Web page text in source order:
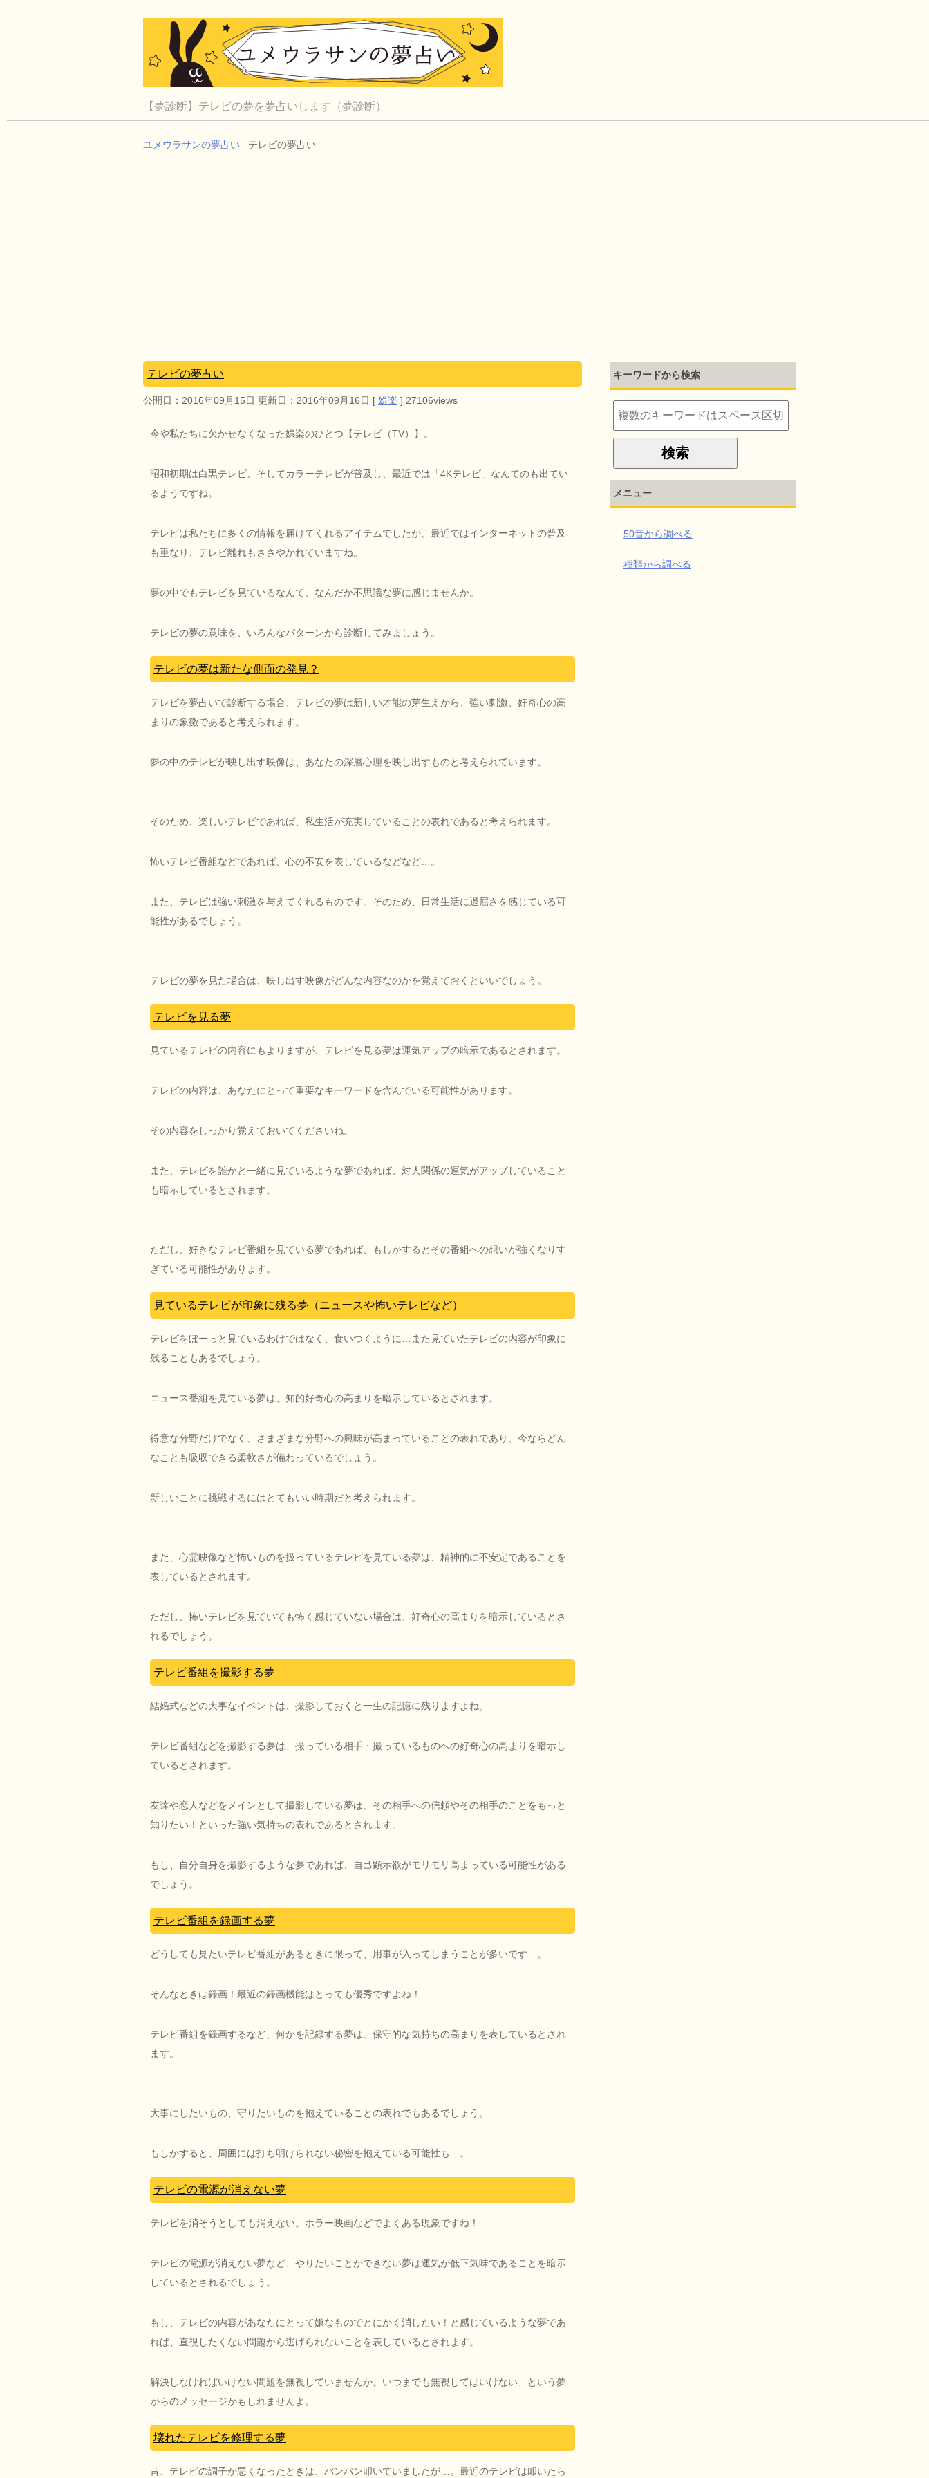
【夢診断】テレビの夢を夢占いします（夢診断）
ユメウラサンの夢占い テレビの夢占い
テレビの夢占い
公開日： 2016年09月15日 更新日： 2016年09月16日 [ 娯楽 ] 27106views
今や私たちに欠かせなくなった娯楽のひとつ【テレビ（TV）】。
昭和初期は白黒テレビ、そしてカラーテレビが普及し、最近では「4Kテレビ」なんてのも出てい
るようですね。
テレビは私たちに多くの情報を届けてくれるアイテムでしたが、最近ではインターネットの普及
も重なり、テレビ離れもささやかれていますね。
夢の中でもテレビを見ているなんて、なんだか不思議な夢に感じませんか。
テレビの夢の意味を、いろんなパターンから診断してみましょう。
テレビの夢は新たな側面の発見？
テレビを夢占いで診断する場合、テレビの夢は新しい才能の芽生えから、強い刺激、好奇心の高
まりの象徴であると考えられます。
夢の中のテレビが映し出す映像は、あなたの深層心理を映し出すものと考えられています。
そのため、楽しいテレビであれば、私生活が充実していることの表れであると考えられます。
怖いテレビ番組などであれば、心の不安を表しているなどなど…。
また、テレビは強い刺激を与えてくれるものです。そのため、日常生活に退屈さを感じている可
能性があるでしょう。
テレビの夢を見た場合は、映し出す映像がどんな内容なのかを覚えておくといいでしょう。
テレビを見る夢
見ているテレビの内容にもよりますが、テレビを見る夢は運気アップの暗示であるとされます。
テレビの内容は、あなたにとって重要なキーワードを含んでいる可能性があります。
その内容をしっかり覚えておいてくださいね。
また、テレビを誰かと一緒に見ているような夢であれば、対人関係の運気がアップしていること
も暗示しているとされます。
ただし、好きなテレビ番組を見ている夢であれば、もしかするとその番組への想いが強くなりす
ぎている可能性があります。
見ているテレビが印象に残る夢（ニュースや怖いテレビなど）
テレビをぼーっと見ているわけではなく、食いつくように…また見ていたテレビの内容が印象に
残ることもあるでしょう。
ニュース番組を見ている夢は、知的好奇心の高まりを暗示しているとされます。
得意な分野だけでなく、さまざまな分野への興味が高まっていることの表れであり、今ならどん
なことも吸収できる柔軟さが備わっているでしょう。
新しいことに挑戦するにはとてもいい時期だと考えられます。
また、心霊映像など怖いものを扱っているテレビを見ている夢は、精神的に不安定であることを
表しているとされます。
ただし、怖いテレビを見ていても怖く感じていない場合は、好奇心の高まりを暗示しているとさ
れるでしょう。
テレビ番組を撮影する夢
結婚式などの大事なイベントは、撮影しておくと一生の記憶に残りますよね。
テレビ番組などを撮影する夢は、撮っている相手・撮っているものへの好奇心の高まりを暗示し
ているとされます。
友達や恋人などをメインとして撮影している夢は、その相手への信頼やその相手のことをもっと
知りたい！といった強い気持ちの表れであるとされます。
もし、自分自身を撮影するような夢であれば、自己顕示欲がモリモリ高まっている可能性がある
でしょう。
テレビ番組を録画する夢
どうしても見たいテレビ番組があるときに限って、用事が入ってしまうことが多いです…。
そんなときは録画！最近の録画機能はとっても優秀ですよね！
テレビ番組を録画するなど、何かを記録する夢は、保守的な気持ちの高まりを表しているとされ
ます。
大事にしたいもの、守りたいものを抱えていることの表れでもあるでしょう。
もしかすると、周囲には打ち明けられない秘密を抱えている可能性も…。
テレビの電源が消えない夢
テレビを消そうとしても消えない。ホラー映画などでよくある現象ですね！
テレビの電源が消えない夢など、やりたいことができない夢は運気が低下気味であることを暗示
しているとされるでしょう。
もし、テレビの内容があなたにとって嫌なものでとにかく消したい！と感じているような夢であ
れば、直視したくない問題から逃げられないことを表しているとされます。
解決しなければいけない問題を無視していませんか。いつまでも無視してはいけない、という夢
からのメッセージかもしれませんよ。
壊れたテレビを修理する夢
昔、テレビの調子が悪くなったときは、バンバン叩いていましたが…。最近のテレビは叩いたら
キーワードから検索
メニュー
50音から調べる
種類から調べる